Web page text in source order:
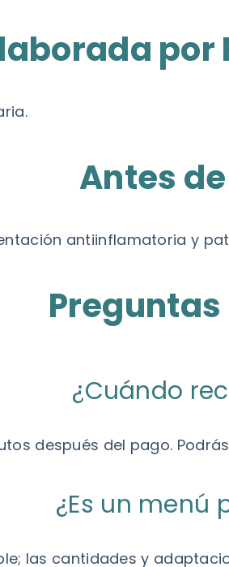
Antes
antiinflamatoria y
¿Cuándo
después del pago.
¿Es un menú
las cantidades y